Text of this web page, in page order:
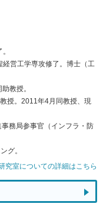
営工学専攻修了。博士（工
教授。
授。2011年4月同教授、現
務局参事官（インフラ・防
グ。
究室についての詳細はこちら